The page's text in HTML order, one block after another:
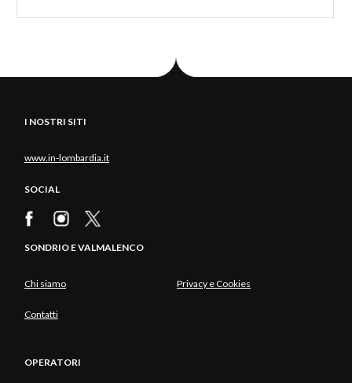
I NOSTRI SITI
www.in-lombardia.it
SOCIAL
SONDRIO E VALMALENCO
Chi siamo Privacy e Cookies
Contatti
OPERATORI